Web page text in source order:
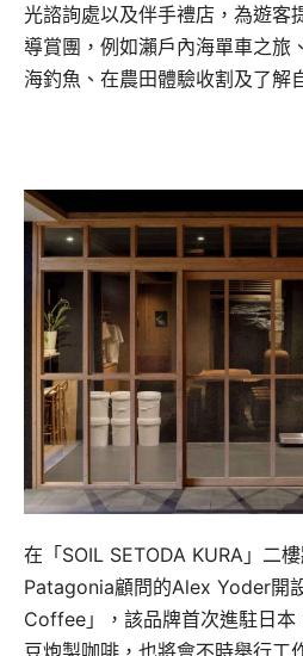
光諮詢處以及伴手禮店，為遊客
導賞團，例如瀨戶內海單車之旅
海釣魚、在農田體驗收割及了解
在「SOIL SETODA KURA」二
Patagonia顧問的Alex Yoder開
Coffee」，該品牌首次進駐日本
豆炮製咖啡，也將會不時舉行工